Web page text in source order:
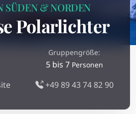
SÜDEN & NORDEN
Polarlichter
Gruppengröße:
5 bis 7 Personen
+49 89 43 74 82 90